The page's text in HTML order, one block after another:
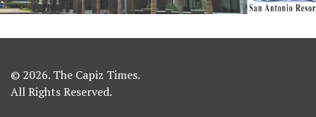
© 2026. The Capiz Times.
All Rights Reserved.